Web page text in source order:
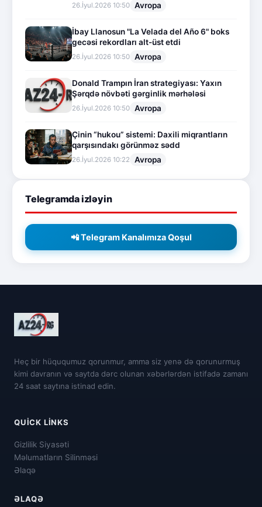
26.İyul.2026 10:50 Avropa
İbay Llanosun "La Velada del Año 6" boks
gecəsi rekordları alt-üst etdi
26.İyul.2026 10:50 Avropa
Donald Trampın İran strategiyası: Yaxın
Şərqdə növbəti gərginlik mərhələsi
26.İyul.2026 10:50 Avropa
Çinin “hukou” sistemi: Daxili miqrantların
qarşısındakı görünməz sədd
26.İyul.2026 10:22 Avropa
Telegramda izləyin
📲 Telegram Kanalımıza Qoşul
Heç bir hüququmuz qorunmur, amma siz yenə də qorunurmuş
kimi davranın və saytda dərc olunan xəbərlərdən istifadə zamanı
24 saat saytına istinad edin.
QUICK LINKS
Gizlilik Siyasəti
Məlumatların Silinməsi
Əlaqə
ƏLAQƏ